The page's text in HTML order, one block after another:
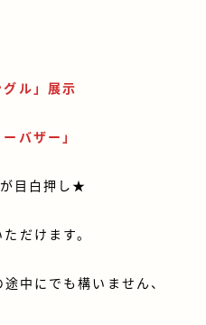
ル」展示
バザー」
目白押し★
だけます。
中にでも構いません、